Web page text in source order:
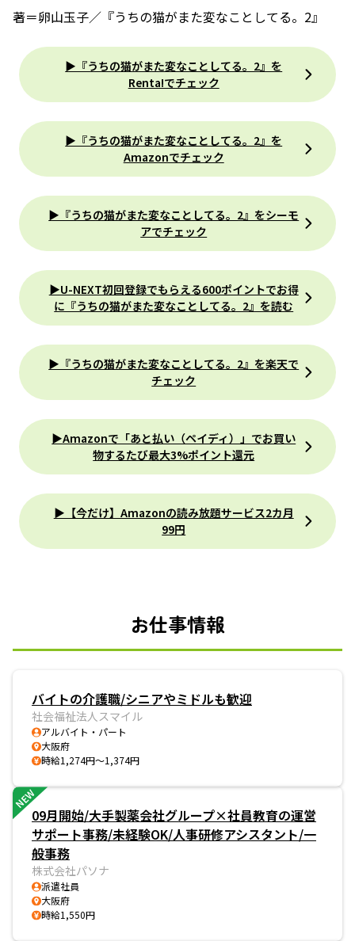
著＝卵山玉子／『うちの猫がまた変なことしてる。2』
▶『うちの猫がまた変なことしてる。2』を
Renta!でチェック
▶『うちの猫がまた変なことしてる。2』を
Amazonでチェック
▶『うちの猫がまた変なことしてる。2』をシーモ
アでチェック
▶U-NEXT初回登録でもらえる600ポイントでお得
に『うちの猫がまた変なことしてる。2』を読む
▶『うちの猫がまた変なことしてる。2』を楽天で
チェック
▶Amazonで「あと払い（ペイディ）」でお買い
物するたび最大3%ポイント還元
▶【今だけ】Amazonの読み放題サービス2カ月
99円
お仕事情報
バイトの介護職/シニアやミドルも歓迎
社会福祉法人スマイル
アルバイト・パート
大阪府
時給1,274円～1,374円
NEW
09月開始/大手製薬会社グループ×社員教育の運営
サポート事務/未経験OK/人事研修アシスタント/一
般事務
株式会社パソナ
派遣社員
大阪府
時給1,550円